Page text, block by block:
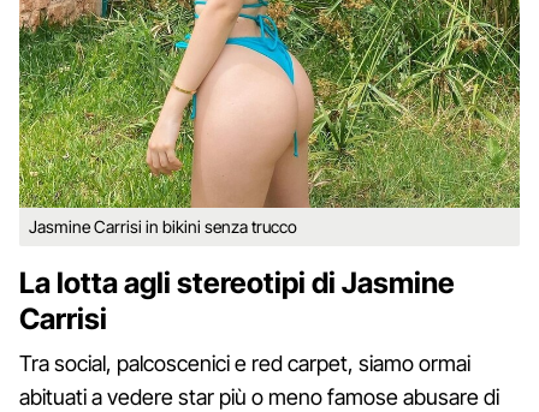
Jasmine Carrisi in bikini senza trucco
La lotta agli stereotipi di Jasmine
Carrisi
Tra social, palcoscenici e red carpet, siamo ormai
abituati a vedere star più o meno famose abusare di